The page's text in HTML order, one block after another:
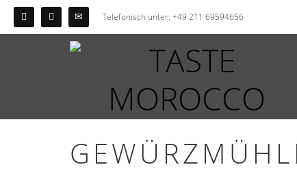
Telefonisch unter: +49 211 69594656